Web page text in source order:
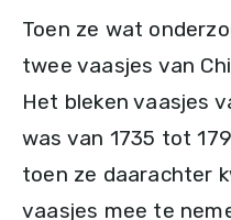
Toen ze wat
twee vaasjes van
Het bleken vaasjes
was van 1735 tot
toen ze daarachter
vaasjes mee te